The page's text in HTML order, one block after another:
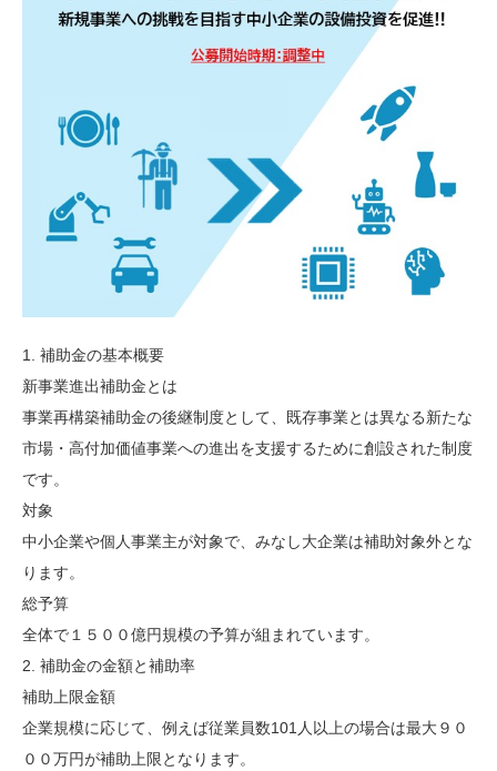
1. 補助金の基本概要
新事業進出補助金とは
事業再構築補助金の後継制度として、既存事業とは異なる新たな
市場・高付加価値事業への進出を支援するために創設された制度
です。
対象
中小企業や個人事業主が対象で、みなし大企業は補助対象外とな
ります。
総予算
全体で１５００億円規模の予算が組まれています。
2. 補助金の金額と補助率
補助上限金額
企業規模に応じて、例えば従業員数101人以上の場合は最大９０
００万円が補助上限となります。